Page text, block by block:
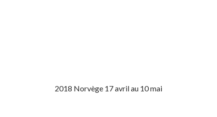
2018 Norvège 17 avril au 10 mai